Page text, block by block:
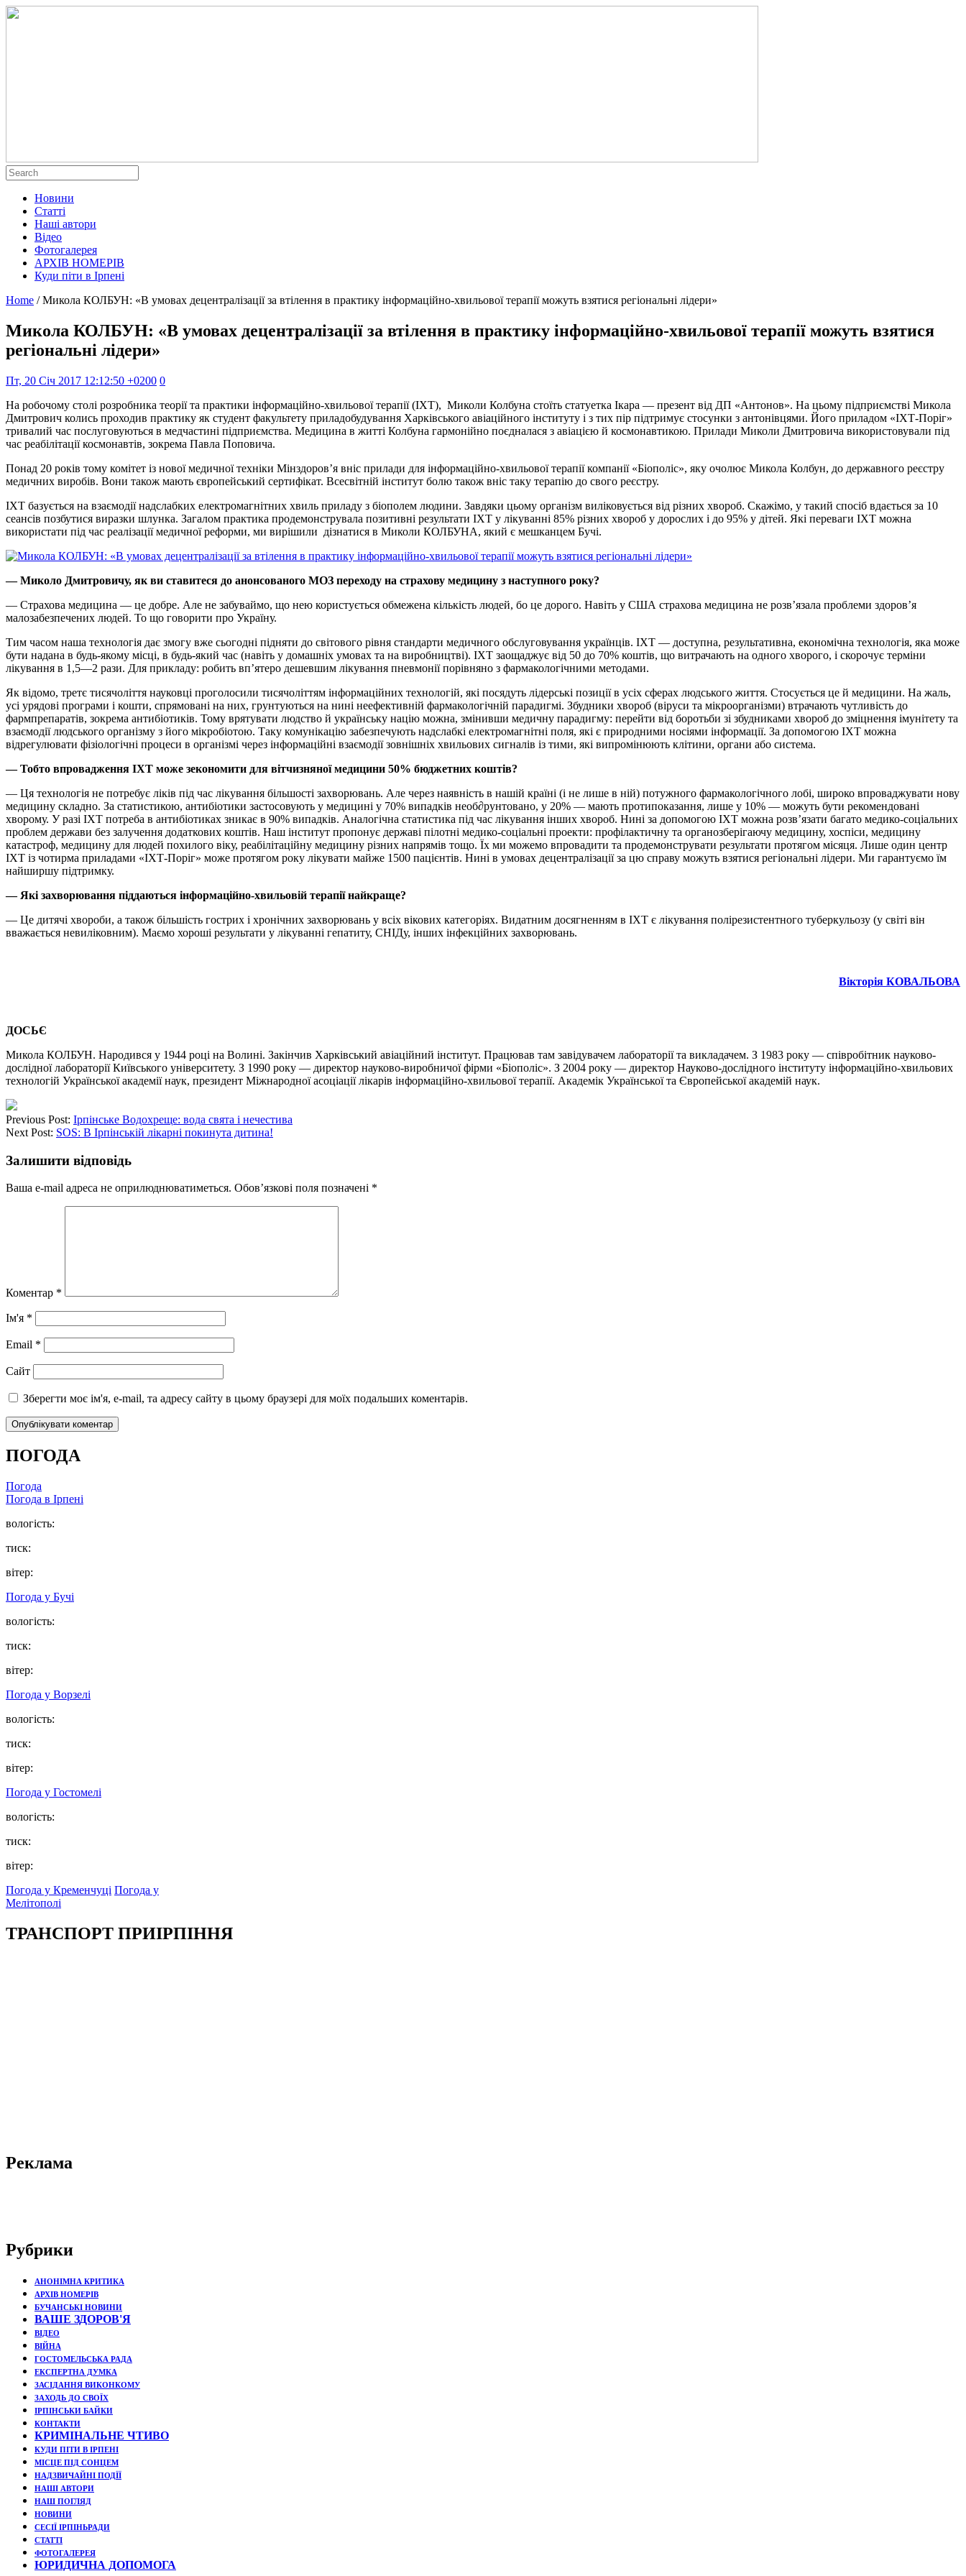
Новини
Статті
Наші автори
Відео
Фотогалерея
АРХІВ НОМЕРІВ
Куди піти в Ірпені
Home / Микола КОЛБУН: «В умовах децентралізації за втілення в практику інформаційно-хвильової терапії можуть взятися регіональні лідери»
Микола КОЛБУН: «В умовах децентралізації за втілення в практику інформаційно-хвильової терапії можуть взятися
регіональні лідери»
Пт, 20 Січ 2017 12:12:50 +0200 0
На робочому столі розробника теорії та практики інформаційно-хвильової терапії (ІХТ), Миколи Колбуна стоїть статуетка Ікара — презент від ДП «Антонов». На цьому підприємстві Микола
Дмитрович колись проходив практику як студент факультету приладобудування Харківського авіаційного інституту і з тих пір підтримує стосунки з антонівцями. Його приладом «ІХТ-Поріг»
тривалий час послуговуються в медчастині підприємства. Медицина в житті Колбуна гармонійно поєдналася з авіацією й космонавтикою. Прилади Миколи Дмитровича використовували під
час реабілітації космонавтів, зокрема Павла Поповича.
Понад 20 років тому комітет із нової медичної техніки Мінздоров’я вніс прилади для інформаційно-хвильової терапії компанії «Біополіс», яку очолює Микола Колбун, до державного реєстру
медичних виробів. Вони також мають європейський сертифікат. Всесвітній інститут болю також вніс таку терапію до свого реєстру.
ІХТ базується на взаємодії надслабких електромагнітних хвиль приладу з біополем людини. Завдяки цьому організм виліковується від різних хвороб. Скажімо, у такий спосіб вдається за 10
сеансів позбутися виразки шлунка. Загалом практика продемонструвала позитивні результати ІХТ у лікуванні 85% різних хвороб у дорослих і до 95% у дітей. Які переваги ІХТ можна
використати під час реалізації медичної реформи, ми вирішили дізнатися в Миколи КОЛБУНА, який є мешканцем Бучі.
— Миколо Дмитровичу, як ви ставитеся до анонсованого МОЗ переходу на страхову медицину з наступного року?
— Страхова медицина — це добре. Але не забуваймо, що нею користується обмежена кількість людей, бо це дорого. Навіть у США страхова медицина не розв’язала проблеми здоров’я
малозабезпечених людей. То що говорити про Україну.
Тим часом наша технологія дає змогу вже сьогодні підняти до світового рівня стандарти медичного обслуговування українців. ІХТ — доступна, результативна, економічна технологія, яка може
бути надана в будь-якому місці, в будь-який час (навіть у домашніх умовах та на виробництві). ІХТ заощаджує від 50 до 70% коштів, що витрачають на одного хворого, і скорочує терміни
лікування в 1,5—2 рази. Для прикладу: робить вп’ятеро дешевшим лікування пневмонії порівняно з фармакологічними методами.
Як відомо, третє тисячоліття науковці проголосили тисячоліттям інформаційних технологій, які посядуть лідерські позиції в усіх сферах людського життя. Стосується це й медицини. На жаль,
усі урядові програми і кошти, спрямовані на них, грунтуються на нині неефективній фармакологічній парадигмі. Збудники хвороб (віруси та мікроорганізми) втрачають чутливість до
фармпрепаратів, зокрема антибіотиків. Тому врятувати людство й українську націю можна, змінивши медичну парадигму: перейти від боротьби зі збудниками хвороб до зміцнення імунітету та
взаємодії людського організму з його мікробіотою. Таку комунікацію забезпечують надслабкі електромагнітні поля, які є природними носіями інформації. За допомогою ІХТ можна
відрегулювати фізіологічні процеси в організмі через інформаційні взаємодії зовнішніх хвильових сигналів із тими, які випромінюють клітини, органи або система.
— Тобто впровадження ІХТ може зекономити для вітчизняної медицини 50% бюджетних коштів?
— Ця технологія не потребує ліків під час лікування більшості захворювань. Але через наявність в нашій країні (і не лише в ній) потужного фармакологічного лобі, широко впроваджувати нову
медицину складно. За статистикою, антибіотики застосовують у медицині у 70% випадків необ∂рунтовано, у 20% — мають протипоказання, лише у 10% — можуть бути рекомендовані
хворому. У разі ІХТ потреба в антибіотиках зникає в 90% випадків. Аналогічна статистика під час лікування інших хвороб. Нині за допомогою ІХТ можна розв’язати багато медико-соціальних
проблем держави без залучення додаткових коштів. Наш інститут пропонує державі пілотні медико-соціальні проекти: профілактичну та органозберігаючу медицину, хоспіси, медицину
катастроф, медицину для людей похилого віку, реабілітаційну медицину різних напрямів тощо. Їх ми можемо впровадити та продемонструвати результати протягом місяця. Лише один центр
ІХТ із чотирма приладами «ІХТ-Поріг» може протягом року лікувати майже 1500 пацієнтів. Нині в умовах децентралізації за цю справу можуть взятися регіональні лідери. Ми гарантуємо їм
найширшу підтримку.
— Які захворювання піддаються інформаційно-хвильовій терапії найкраще?
— Це дитячі хвороби, а також більшість гострих і хронічних захворювань у всіх вікових категоріях. Видатним досягненням в ІХТ є лікування полірезистентного туберкульозу (у світі він
вважається невиліковним). Маємо хороші результати у лікуванні гепатиту, СНІДу, інших інфекційних захворювань.
Вікторія КОВАЛЬОВА
ДОСЬЄ
Микола КОЛБУН. Народився у 1944 році на Волині. Закінчив Харківський авіаційний інститут. Працював там завідувачем лабораторії та викладачем. З 1983 року — співробітник науково-
дослідної лабораторії Київського університету. З 1990 року — директор науково-виробничої фірми «Біополіс». З 2004 року — директор Науково-дослідного інституту інформаційно-хвильових
технологій Української академії наук, президент Міжнародної асоціації лікарів інформаційно-хвильової терапії. Академік Української та Європейської академій наук.
Previous Post: Ірпінське Водохреще: вода свята і нечестива
Next Post: SOS: В Ірпінській лікарні покинута дитина!
Залишити відповідь
Ваша e-mail адреса не оприлюднюватиметься. Обов’язкові поля позначені *
Коментар *
Ім'я *
Email *
Сайт
Зберегти моє ім'я, e-mail, та адресу сайту в цьому браузері для моїх подальших коментарів.
ПОГОДА
Погода
Погода в Ірпені
вологість:
тиск:
вітер:
Погода у Бучі
вологість:
тиск:
вітер:
Погода у Ворзелі
вологість:
тиск:
вітер:
Погода у Гостомелі
вологість:
тиск:
вітер:
Погода у Кременчуці Погода у
Мелітополі
ТРАНСПОРТ ПРИІРПІННЯ
Реклама
Рубрики
АНОНІМНА КРИТИКА
АРХІВ НОМЕРІВ
БУЧАНСЬКІ НОВИНИ
ВАШЕ ЗДОРОВ'Я
ВІДЕО
ВІЙНА
ГОСТОМЕЛЬСЬКА РАДА
ЕКСПЕРТНА ДУМКА
ЗАСІДАННЯ ВИКОНКОМУ
ЗАХОДЬ ДО СВОЇХ
ІРПІНСЬКИ БАЙКИ
КОНТАКТИ
КРИМІНАЛЬНЕ ЧТИВО
КУДИ ПІТИ В ІРПЕНІ
МІСЦЕ ПІД СОНЦЕМ
НАДЗВИЧАЙНІ ПОДЇЇ
НАШІ АВТОРИ
НАШ ПОГЛЯД
НОВИНИ
СЕСІЇ ІРПІНЬРАДИ
СТАТТІ
ФОТОГАЛЕРЕЯ
ЮРИДИЧНА ДОПОМОГА